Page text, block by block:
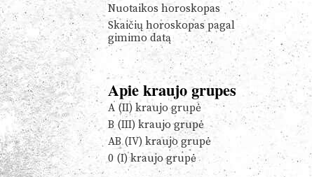
Nuotaikos horoskopas
Skaičių horoskopas pagal
gimimo datą
Apie kraujo grupes
A (II) kraujo grupė
B (III) kraujo grupė
AB (IV) kraujo grupė
0 (I) kraujo grupė